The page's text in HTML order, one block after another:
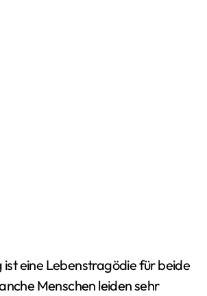
ist eine Lebenstragödie für beide
Menschen leiden sehr